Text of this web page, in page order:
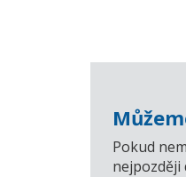
Pokud
nejpozději